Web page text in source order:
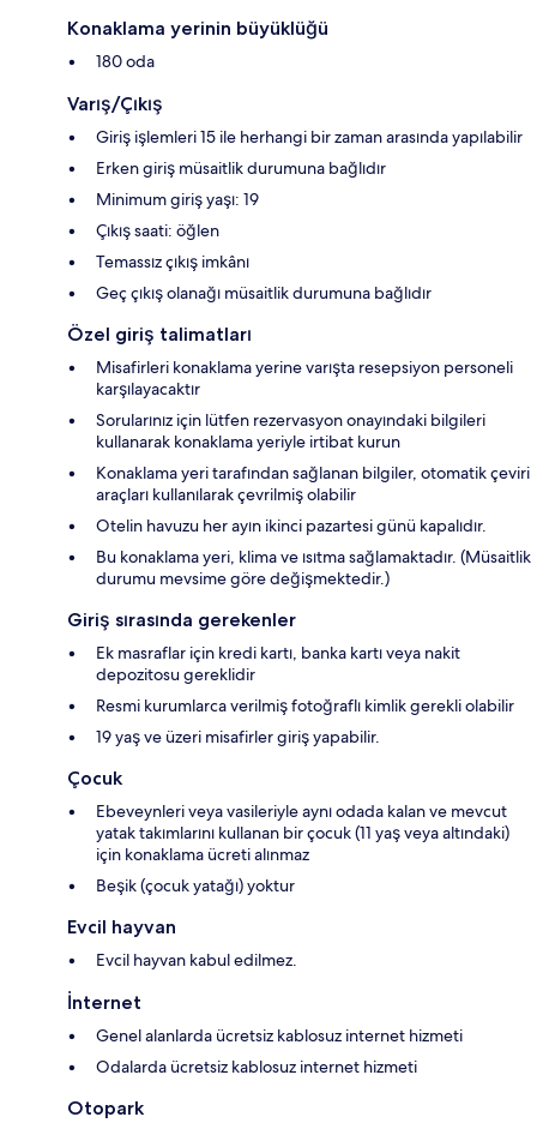
Konaklama yerinin büyüklüğü
180 oda
Varış/Çıkış
Giriş işlemleri 15 ile herhangi bir zaman arasında yapılabilir
Erken giriş müsaitlik durumuna bağlıdır
Minimum giriş yaşı: 19
Çıkış saati: öğlen
Temassız çıkış imkânı
Geç çıkış olanağı müsaitlik durumuna bağlıdır
Özel giriş talimatları
Misafirleri konaklama yerine varışta resepsiyon personeli
karşılayacaktır
Sorularınız için lütfen rezervasyon onayındaki bilgileri
kullanarak konaklama yeriyle irtibat kurun
Konaklama yeri tarafından sağlanan bilgiler, otomatik çeviri
araçları kullanılarak çevrilmiş olabilir
Otelin havuzu her ayın ikinci pazartesi günü kapalıdır.
Bu konaklama yeri, klima ve ısıtma sağlamaktadır. (Müsaitlik
durumu mevsime göre değişmektedir.)
Giriş sırasında gerekenler
Ek masraflar için kredi kartı, banka kartı veya nakit
depozitosu gereklidir
Resmi kurumlarca verilmiş fotoğraflı kimlik gerekli olabilir
19 yaş ve üzeri misafirler giriş yapabilir.
Çocuk
Ebeveynleri veya vasileriyle aynı odada kalan ve mevcut
yatak takımlarını kullanan bir çocuk (11 yaş veya altındaki)
için konaklama ücreti alınmaz
Beşik (çocuk yatağı) yoktur
Evcil hayvan
Evcil hayvan kabul edilmez.
İnternet
Genel alanlarda ücretsiz kablosuz internet hizmeti
Odalarda ücretsiz kablosuz internet hizmeti
Otopark